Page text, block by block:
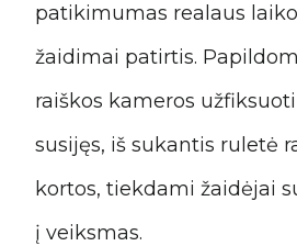
patikimumas realaus
žaidimai patirtis.
raiškos kameros
susijęs, iš sukantis ruletė
kortos, tiekdami žaidėjai
į veiksmas.